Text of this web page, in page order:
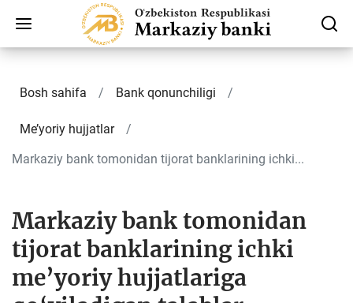
Bosh sahifa Bank qonunchiligi
Me’yoriy hujjatlar
Markaziy bank tomonidan tijorat banklarining ichki...
Markaziy bank tomonidan
tijorat banklarining ichki
me’yoriy hujjatlariga